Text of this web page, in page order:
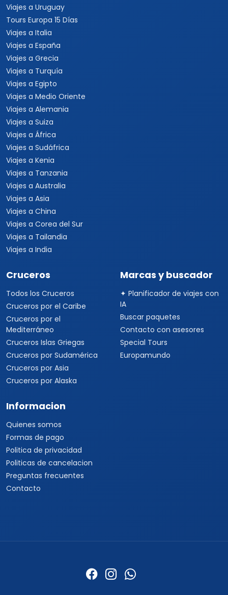
Viajes a Uruguay
Tours Europa 15 Días
Viajes a Italia
Viajes a España
Viajes a Grecia
Viajes a Turquía
Viajes a Egipto
Viajes a Medio Oriente
Viajes a Alemania
Viajes a Suiza
Viajes a África
Viajes a Sudáfrica
Viajes a Kenia
Viajes a Tanzania
Viajes a Australia
Viajes a Asia
Viajes a China
Viajes a Corea del Sur
Viajes a Tailandia
Viajes a India
Cruceros
Todos los Cruceros
Cruceros por el Caribe
Cruceros por el
Mediterráneo
Cruceros Islas Griegas
Cruceros por Sudamérica
Cruceros por Asia
Cruceros por Alaska
Marcas y buscador
✦ Planificador de viajes con
IA
Buscar paquetes
Contacto con asesores
Special Tours
Europamundo
Informacion
Quienes somos
Formas de pago
Politica de privacidad
Politicas de cancelacion
Preguntas frecuentes
Contacto